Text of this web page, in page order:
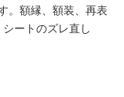
。額縁、額装、再表
ートのズレ直し